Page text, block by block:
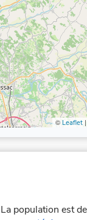
© Leaflet
population est